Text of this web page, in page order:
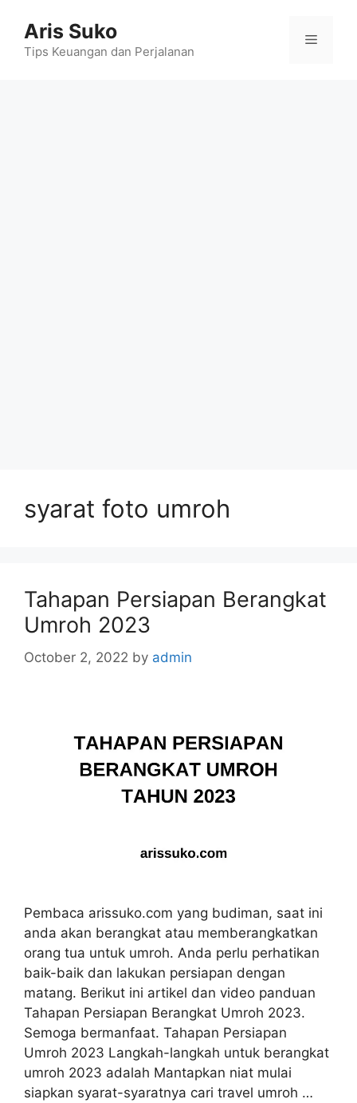
content
Aris Suko
Tips Keuangan dan Perjalanan
Menu
syarat foto umroh
Tahapan Persiapan Berangkat
Umroh 2023
October 2, 2022 by admin
Pembaca arissuko.com yang budiman, saat ini
anda akan berangkat atau memberangkatkan
orang tua untuk umroh. Anda perlu perhatikan
baik-baik dan lakukan persiapan dengan
matang. Berikut ini artikel dan video panduan
Tahapan Persiapan Berangkat Umroh 2023.
Semoga bermanfaat. Tahapan Persiapan
Umroh 2023 Langkah-langkah untuk berangkat
umroh 2023 adalah Mantapkan niat mulai
siapkan syarat-syaratnya cari travel umroh …